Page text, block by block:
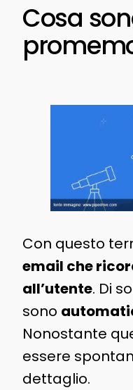
Cosa
Con questo
email che
all’utente. Di
sono
Nonostante
essere
dettaglio.